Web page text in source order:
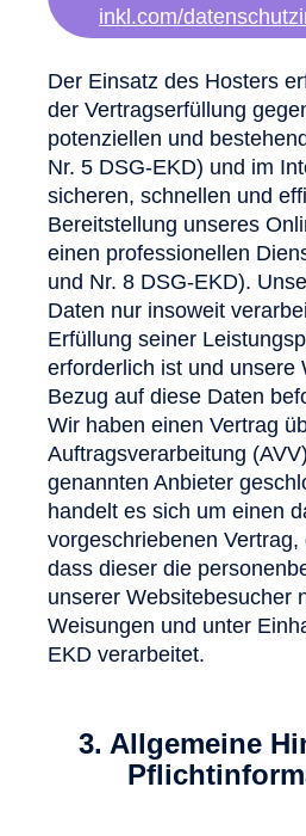
inkl.com/
Der Einsatz des Hosters
der Vertragserfüllung
potenziellen und
Nr. 5 DSG-EKD) und im
sicheren, schnellen und
Bereitstellung unseres
einen professionellen
und Nr. 8 DSG-EKD).
Daten nur insoweit
Erfüllung seiner
erforderlich ist und unsere
Bezug auf diese Daten
Wir haben einen Vertrag
Auftragsverarbeitung
genannten Anbieter
handelt es sich um einen
vorgeschriebenen
dass dieser die
unserer Websitebesucher
Weisungen und unter
EKD verarbeitet.
3. Allgemeine